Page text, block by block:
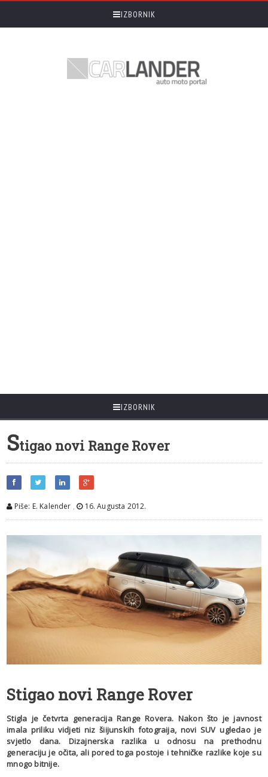
IZBORNIK
IZBORNIK
Stigao novi Range Rover
Piše: E. Kalender , 16. Augusta 2012.
Stigao novi Range Rover
Stigla je četvrta generacija Range Rovera. Nakon što je javnost
imala priliku vidjeti niz šiijunskih fotograija, novi SUV ugledao je
svjetlo dana. Dizajnerska razlika u odnosu na prethodnu
generaciju je očita, ali pored toga postoje i tehničke razlike koje su
mnogo bitnije.